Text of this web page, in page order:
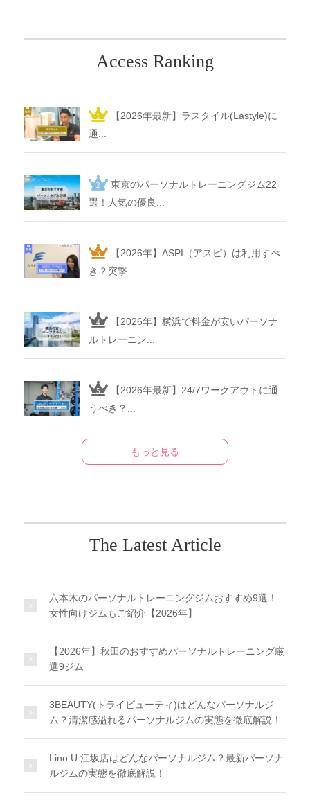
Access Ranking
【2026年最新】ラスタイル(Lastyle)に
通...
東京のパーソナルトレーニングジム22
選！人気の優良...
【2026年】ASPI（アスピ）は利用すべ
き？突撃...
【2026年】横浜で料金が安いパーソナ
ルトレーニン...
【2026年最新】24/7ワークアウトに通
うべき？...
もっと見る
The Latest Article
六本木のパーソナルトレーニングジムおすすめ9選！
女性向けジムもご紹介【2026年】
【2026年】秋田のおすすめパーソナルトレーニング厳
選9ジム
3BEAUTY(トライビューティ)はどんなパーソナルジ
ム？清潔感溢れるパーソナルジムの実態を徹底解説！
Lino U 江坂店はどんなパーソナルジム？最新パーソナ
ルジムの実態を徹底解説！